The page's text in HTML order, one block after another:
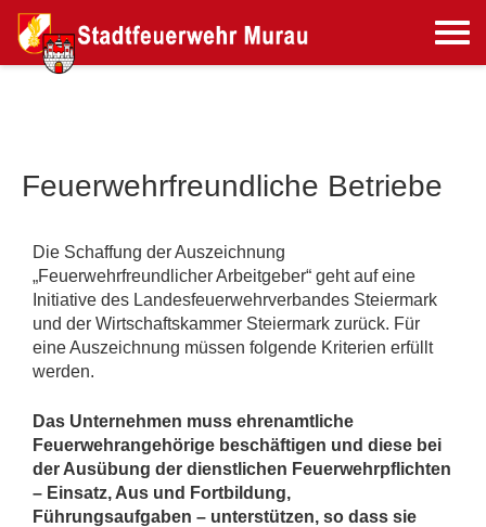
Feuerwehrfreundliche Betriebe
Die Schaffung der Auszeichnung
„Feuerwehrfreundlicher Arbeitgeber“ geht auf eine
Initiative des Landesfeuerwehrverbandes Steiermark
und der Wirtschaftskammer Steiermark zurück. Für
eine Auszeichnung müssen folgende Kriterien erfüllt
werden.
Das Unternehmen muss ehrenamtliche
Feuerwehrangehörige beschäftigen und diese bei
der Ausübung der dienstlichen Feuerwehrpflichten
– Einsatz, Aus und Fortbildung,
Führungsaufgaben – unterstützen, so dass sie